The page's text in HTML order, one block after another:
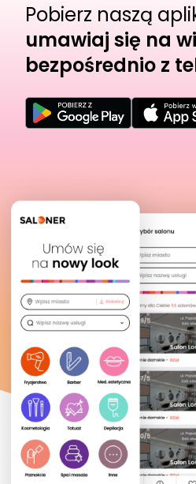
Pobierz naszą
umawiaj się na
bezpośrednio z